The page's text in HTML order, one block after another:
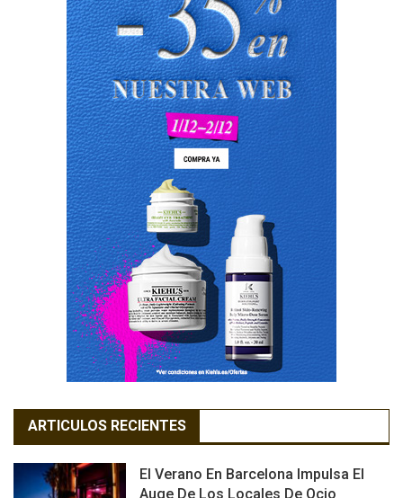
ARTICULOS RECIENTES
El Verano En Barcelona Impulsa El
Auge De Los Locales De Ocio